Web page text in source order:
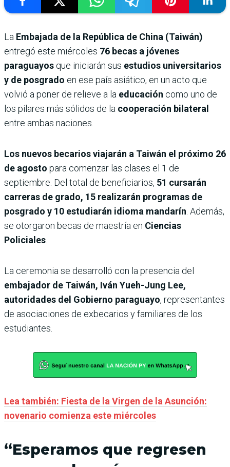
La Embajada de la República de China (Taiwán)
entregó este miércoles 76 becas a jóvenes
paraguayos que iniciarán sus estudios universitarios
y de posgrado en ese país asiático, en un acto que
volvió a poner de relieve a la educación como uno de
los pilares más sólidos de la cooperación bilateral
entre ambas naciones.
Los nuevos becarios viajarán a Taiwán el próximo 26
de agosto para comenzar las clases el 1 de
septiembre. Del total de beneficiarios, 51 cursarán
carreras de grado, 15 realizarán programas de
posgrado y 10 estudiarán idioma mandarín . Además,
se otorgaron becas de maestría en Ciencias
Policiales
La ceremonia se desarrolló con la presencia del
embajador de Taiwán, Iván Yueh-Jung Lee,
autoridades del Gobierno paraguayo, representantes
de asociaciones de exbecarios y familiares de los
estudiantes.
Lea también: Fiesta de la Virgen de la Asunción:
novenario comienza este miércoles
“Esperamos que regresen